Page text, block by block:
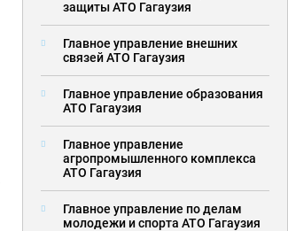
защиты АТО Гагаузия
Главное управление внешних
связей АТО Гагаузия
Главное управление образования
АТО Гагаузия
Главное управление
агропромышленного комплекса
АТО Гагаузия
Главное управление по делам
молодежи и спорта АТО Гагаузия